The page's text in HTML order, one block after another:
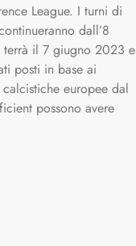
League. I turni di
dall’8
terrà il 7 giugno 2023 e
posti in base ai
europee dal
possono avere